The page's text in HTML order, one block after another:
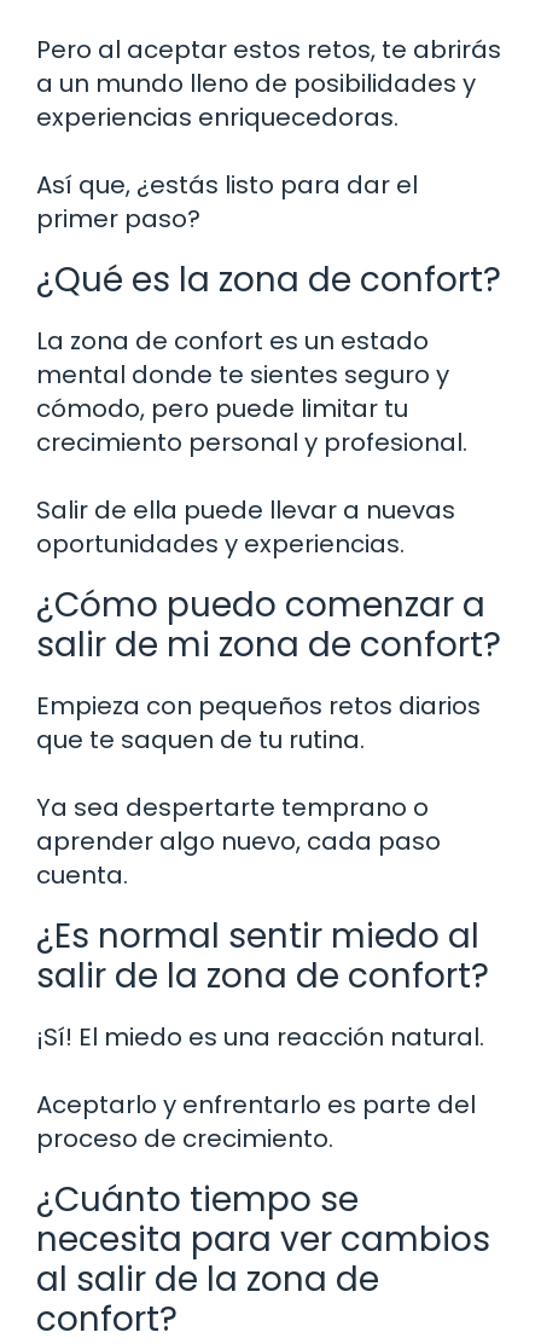
Pero al aceptar estos retos, te abrirás
a un mundo lleno de posibilidades y
experiencias enriquecedoras.
Así que, ¿estás listo para dar el
primer paso?
¿Qué es la zona de confort?
La zona de confort es un estado
mental donde te sientes seguro y
cómodo, pero puede limitar tu
crecimiento personal y profesional.
Salir de ella puede llevar a nuevas
oportunidades y experiencias.
¿Cómo puedo comenzar a
salir de mi zona de confort?
Empieza con pequeños retos diarios
que te saquen de tu rutina.
Ya sea despertarte temprano o
aprender algo nuevo, cada paso
cuenta.
¿Es normal sentir miedo al
salir de la zona de confort?
¡Sí! El miedo es una reacción natural.
Aceptarlo y enfrentarlo es parte del
proceso de crecimiento.
¿Cuánto tiempo se
necesita para ver cambios
al salir de la zona de
confort?